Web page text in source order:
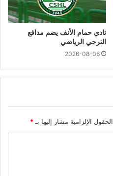
نادي حمام الأنف يضم مدافع
الترجي الرياضي
2026-08-06
الحقول الإلزامية مشار إليها بـ *